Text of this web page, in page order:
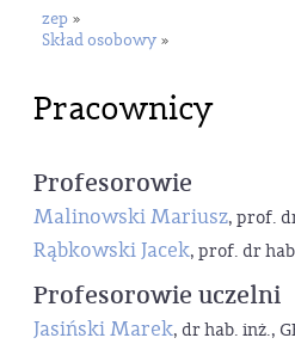
zep »
Skład osobowy »
Pracownicy
Profesorowie
Malinowski Mariusz, prof.
Rąbkowski Jacek, prof. dr
Profesorowie uczelni
Jasiński Marek, dr hab. inż.,